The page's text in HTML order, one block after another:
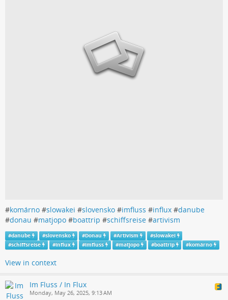
#komárno #slowakei #slovensko #imfluss #influx #danube
#donau #matjopo #boattrip #schiffsreise #artivism
#danube #slovensko #Donau #Artivism #slowakei
#schiffsreise #influx #imfluss #matjopo #boattrip #komárno
View in context
Im Fluss / In Flux
Monday, May 26, 2025, 9:13 AM